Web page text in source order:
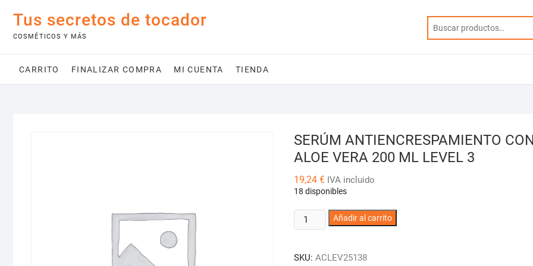
contenido
Tus secretos de tocador
COSMÉTICOS Y MÁS
CARRITO FINALIZAR COMPRA MI CUENTA TIENDA
SERÚM ANTIENCRESPAMIENTO CON
ALOE VERA 200 ML LEVEL 3
19,24 € IVA incluido
18 disponibles
SERÚM
ANTIENCRESPAMIENTO
ALOE
Añadir al carrito
SKU: ACLEV25138